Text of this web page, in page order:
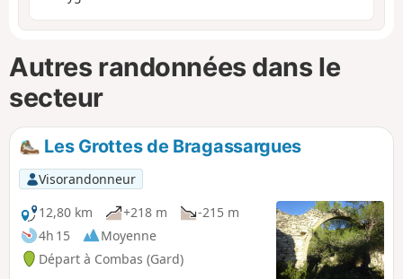
Autres randonnées dans le
secteur
Les Grottes de Bragassargues
Visorandonneur
12,80 km
+218 m
-215 m
4h 15
Moyenne
Départ à Combas (Gard)